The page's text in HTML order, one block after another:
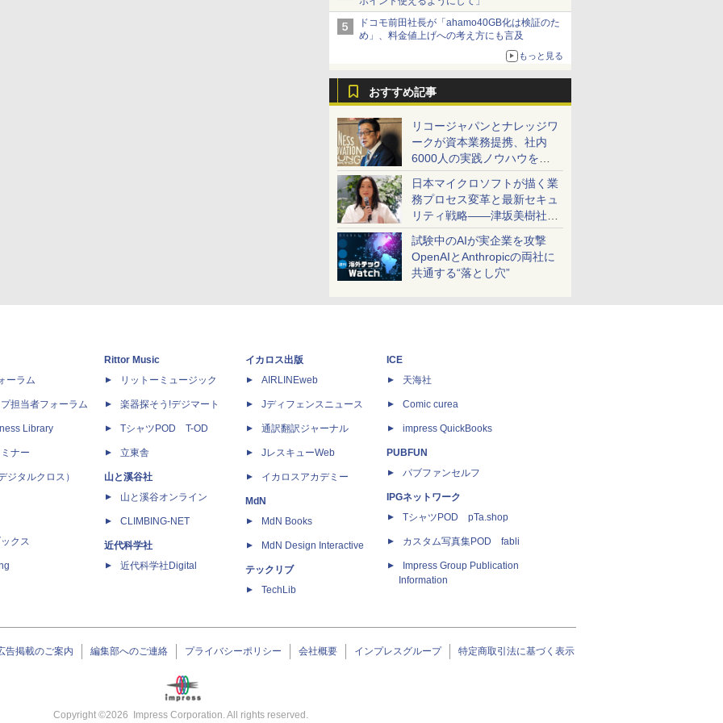
ドコモ前田社長が「ahamo40GB化は検証のた
め」、料金値上げへの考え方にも言及
もっと見る
おすすめ記事
リコージャパンとナレッジワ
ークが資本業務提携、社内
6000人の実践ノウハウを生
かした「AI商談記録 for
RICOH」を展開へ
日本マイクロソフトが描く業
務プロセス変革と最新セキュ
リティ戦略――津坂美樹社長
が2027年度戦略を説明
試験中のAIが実企業を攻撃
OpenAIとAnthropicの両社に
共通する“落とし穴”
ーラム
担当者フォーラム
Library
ナー
ジタルクロス）
クス
Rittor Music
リットーミュージック
楽器探そう!デジマート
TシャツPOD T-OD
立東舎
山と溪谷社
山と溪谷オンライン
CLIMBING-NET
近代科学社
近代科学社Digital
イカロス出版
AIRLINEweb
Jディフェンスニュース
通訳翻訳ジャーナル
JレスキューWeb
イカロスアカデミー
MdN
MdN Books
MdN Design Interactive
テックリブ
TechLib
ICE
天海社
Comic curea
impress QuickBooks
PUBFUN
パブファンセルフ
IPGネットワーク
TシャツPOD pTa.shop
カスタム写真集POD fabli
Impress Group Publication
Information
告掲載のご案内 編集部へのご連絡 プライバシーポリシー 会社概要 インプレスグループ 特定商取引法に基づく表示
Copyright ©2026 Impress Corporation. All rights reserved.